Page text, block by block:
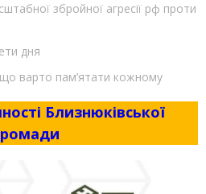
збройної агресії рф проти
дня
що варто пам’ятати кожному
Близнюківської